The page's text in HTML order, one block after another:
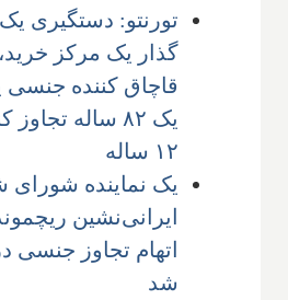
قاچاق کننده جنسی
یک ۸۲ ساله
۱۲ ساله
یک نماینده شورای
ایرانی‌نشین
اتهام تجاوز جنسی
شد